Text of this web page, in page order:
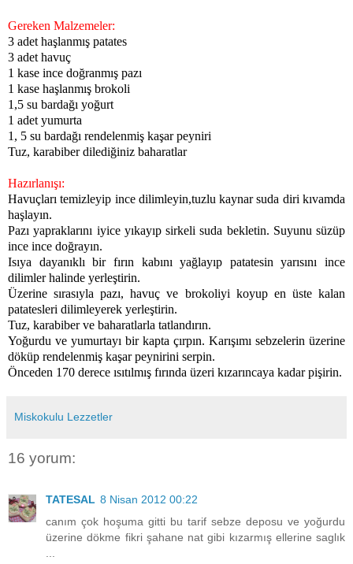
Gereken Malzemeler:
3 adet haşlanmış patates
3 adet havuç
1 kase ince doğranmış pazı
1 kase haşlanmış brokoli
1,5 su bardağı yoğurt
1 adet yumurta
1, 5 su bardağı rendelenmiş kaşar peyniri
Tuz, karabiber dilediğiniz baharatlar
Hazırlanışı:
Havuçları temizleyip ince dilimleyin,tuzlu kaynar suda diri kıvamda
haşlayın.
Pazı yapraklarını iyice yıkayıp sirkeli suda bekletin. Suyunu süzüp
ince ince doğrayın.
Isıya dayanıklı bir fırın kabını yağlayıp patatesin yarısını ince
dilimler halinde yerleştirin.
Üzerine sırasıyla pazı, havuç ve brokoliyi koyup en üste kalan
patatesleri dilimleyerek yerleştirin.
Tuz, karabiber ve baharatlarla tatlandırın.
Yoğurdu ve yumurtayı bir kapta çırpın. Karışımı sebzelerin üzerine
döküp rendelenmiş kaşar peynirini serpin.
Önceden 170 derece ısıtılmış fırında üzeri kızarıncaya kadar pişirin.
Miskokulu Lezzetler
16 yorum:
TATESAL 8 Nisan 2012 00:22
canım çok hoşuma gitti bu tarif sebze deposu ve yoğurdu
üzerine dökme fikri şahane nat gibi kızarmış ellerine saglık